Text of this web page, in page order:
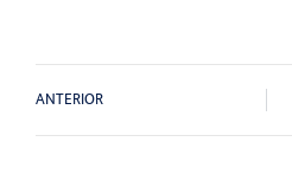
ANTERIOR